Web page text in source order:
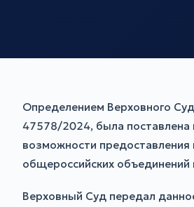
Определением Верховного
47578/2024, была поставлена
возможности предоставления
общероссийских объединений
Верховный Суд передал